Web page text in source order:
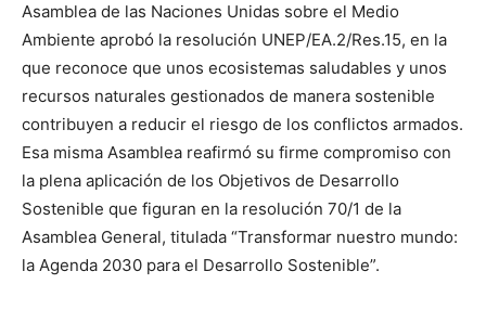
Asamblea de las Naciones Unidas sobre el Medio
Ambiente aprobó la resolución UNEP/EA.2/Res.15, en la
que reconoce que unos ecosistemas saludables y unos
recursos naturales gestionados de manera sostenible
contribuyen a reducir el riesgo de los conflictos armados.
Esa misma Asamblea reafirmó su firme compromiso con
la plena aplicación de los Objetivos de Desarrollo
Sostenible que figuran en la resolución 70/1 de la
Asamblea General, titulada “Transformar nuestro mundo:
la Agenda 2030 para el Desarrollo Sostenible”.